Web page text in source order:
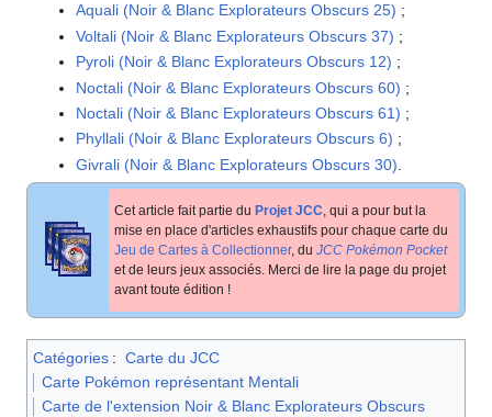
Aquali (Noir & Blanc Explorateurs Obscurs 25) ;
Voltali (Noir & Blanc Explorateurs Obscurs 37) ;
Pyroli (Noir & Blanc Explorateurs Obscurs 12) ;
Noctali (Noir & Blanc Explorateurs Obscurs 60) ;
Noctali (Noir & Blanc Explorateurs Obscurs 61) ;
Phyllali (Noir & Blanc Explorateurs Obscurs 6) ;
Givrali (Noir & Blanc Explorateurs Obscurs 30)
Cet article fait partie du Projet JCC , qui a pour but la
mise en place d'articles exhaustifs pour chaque carte du
Jeu de Cartes à Collectionner, du JCC Pokémon Pocket
et de leurs jeux associés. Merci de lire la page du projet
avant toute édition !
Catégories : Carte du JCC
Carte Pokémon représentant Mentali
Carte de l'extension Noir & Blanc Explorateurs Obscurs